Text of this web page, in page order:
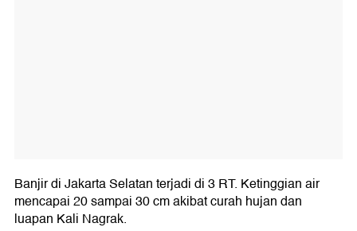
Banjir di Jakarta Selatan terjadi di 3 RT. Ketinggian air
mencapai 20 sampai 30 cm akibat curah hujan dan
luapan Kali Nagrak.